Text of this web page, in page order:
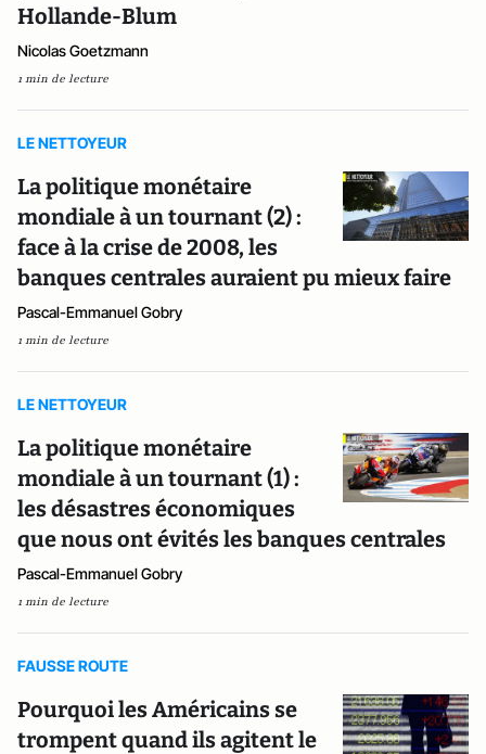
Hollande-Blum
Nicolas Goetzmann
1 min de lecture
LE NETTOYEUR
La politique monétaire
mondiale à un tournant (2) :
face à la crise de 2008, les
banques centrales auraient pu mieux faire
Pascal-Emmanuel Gobry
1 min de lecture
LE NETTOYEUR
La politique monétaire
mondiale à un tournant (1) :
les désastres économiques
que nous ont évités les banques centrales
Pascal-Emmanuel Gobry
1 min de lecture
FAUSSE ROUTE
Pourquoi les Américains se
trompent quand ils agitent le